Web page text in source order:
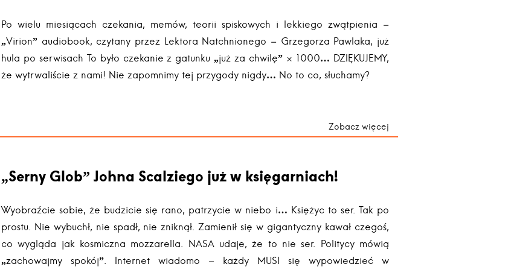
Po wielu miesiącach czekania, memów, teorii spiskowych i lekkiego zwątpienia –
„Virion” audiobook, czytany przez Lektora Natchnionego – Grzegorza Pawlaka, już
hula po serwisach To było czekanie z gatunku „już za chwilę” × 1000… DZIĘKUJEMY,
że wytrwaliście z nami! Nie zapomnimy tej przygody nigdy… No to co, słuchamy?
Zobacz więcej
„Serny Glob” Johna Scalziego już w księgarniach!
Wyobraźcie sobie, że budzicie się rano, patrzycie w niebo i… Księżyc to ser. Tak po
prostu. Nie wybuchł, nie spadł, nie zniknął. Zamienił się w gigantyczny kawał czegoś,
co wygląda jak kosmiczna mozzarella. NASA udaje, że to nie ser. Politycy mówią
„zachowajmy spokój”. Internet wiadomo – każdy MUSI się wypowiedzieć w